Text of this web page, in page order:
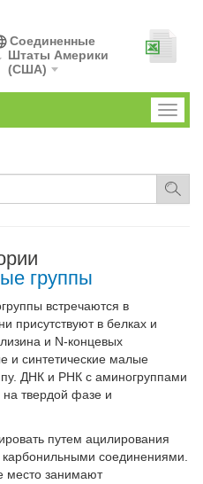
Соединенные
Штаты Америки
(США)
Toggle
группы
встречаются в
присутствуют в белках и
и N-концевых
и синтетические малые
ДНК и РНК с аминогруппами
на твердой фазе и
путем ацилирования
соединениями.
место занимают